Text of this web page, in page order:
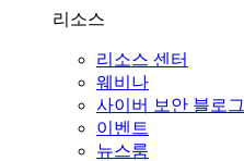
리소스
리소스 센터
웨비나
사이버 보안 블로그
이벤트
뉴스룸